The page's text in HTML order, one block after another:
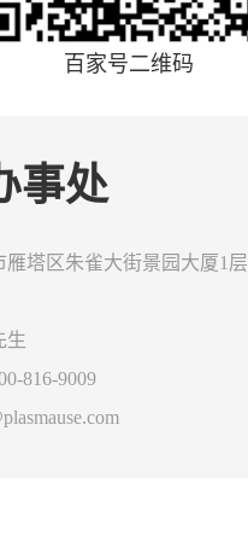
百家号二维码
事处
雁塔区朱雀大街景园大厦1层
生
816-9009